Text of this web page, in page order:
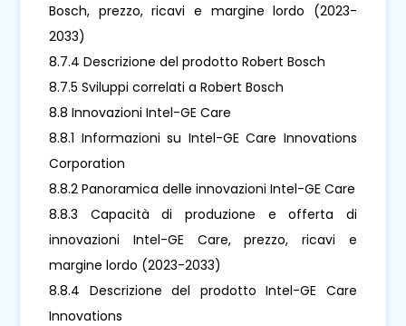
Bosch, prezzo, ricavi e margine lordo (2023-
2033)
8.7.4 Descrizione del prodotto Robert Bosch
8.7.5 Sviluppi correlati a Robert Bosch
8.8 Innovazioni Intel-GE Care
8.8.1 Informazioni su Intel-GE Care Innovations
Corporation
8.8.2 Panoramica delle innovazioni Intel-GE Care
8.8.3 Capacità di produzione e offerta di
innovazioni Intel-GE Care, prezzo, ricavi e
margine lordo (2023-2033)
8.8.4 Descrizione del prodotto Intel-GE Care
Innovations